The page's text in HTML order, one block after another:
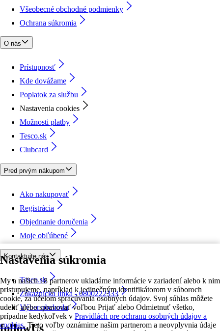
Nastavenia súkromia
My a našich 18 partnerov ukladáme informácie v zariadení alebo k nim
pristupujeme, napríklad k jedinečným identifikátorom v súboroch
cookie, za účelom spracúvania osobných údajov. Svoj súhlas môžete
udeliť alebo spravovať voľbou Prijať alebo Odmietnuť všetko,
prípadne kedykoľvek v Pravidlách pre ochranu osobných údajov a
cookies. Tieto voľby oznámime našim partnerom a neovplyvnia údaje
Všeobecné obchodné podmienky
Ochrana súkromia
O nás
Prístupnosť
Kde dovážame
Poplatok za službu
Nastavenia cookies
Možnosti platby
Tesco.sk
Clubcard
Pred prvým nákupom
Ako nakupovať
Registrácia
Objednanie doručenia
Moje obľúbené
Kontaktujte nás
Tesco.sk
Zákaznícka linka - 0800222333
Výber obchodu
followUs